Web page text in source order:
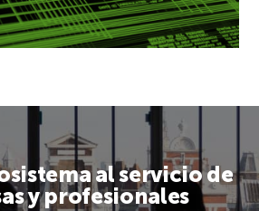
al servicio de
y profesionales